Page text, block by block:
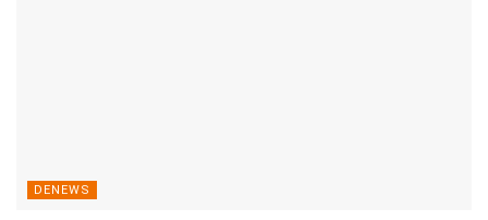
DENEWS